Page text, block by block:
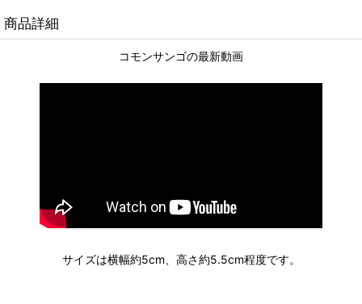
商品詳細
コモンサンゴの最新動画
サイズは横幅約5cm、高さ約5.5cm程度です。